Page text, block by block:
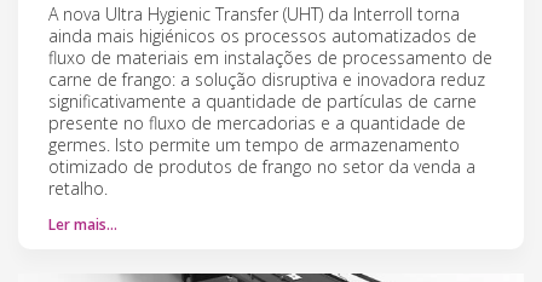
A nova Ultra Hygienic Transfer (UHT) da Interroll torna
ainda mais higiénicos os processos automatizados de
fluxo de materiais em instalações de processamento de
carne de frango: a solução disruptiva e inovadora reduz
significativamente a quantidade de partículas de carne
presente no fluxo de mercadorias e a quantidade de
germes. Isto permite um tempo de armazenamento
otimizado de produtos de frango no setor da venda a
retalho.
Ler mais…